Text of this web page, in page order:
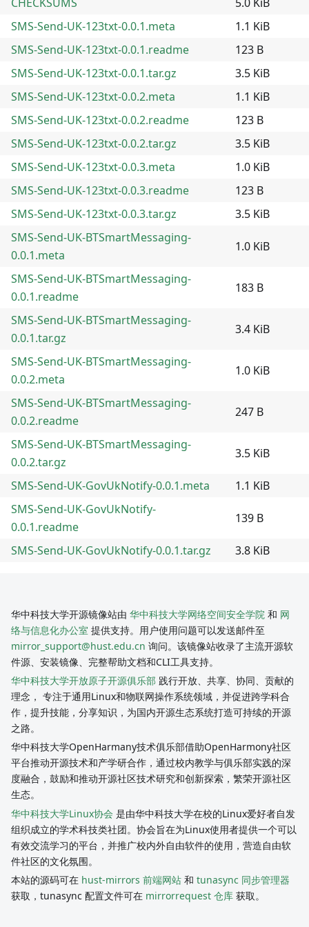
SMS-Send-UK-123txt-0.0.1.meta
1.1 KiB
SMS-Send-UK-123txt-0.0.1.readme
123 B
SMS-Send-UK-123txt-0.0.1.tar.gz
3.5 KiB
SMS-Send-UK-123txt-0.0.2.meta
1.1 KiB
SMS-Send-UK-123txt-0.0.2.readme
123 B
SMS-Send-UK-123txt-0.0.2.tar.gz
3.5 KiB
SMS-Send-UK-123txt-0.0.3.meta
1.0 KiB
SMS-Send-UK-123txt-0.0.3.readme
123 B
SMS-Send-UK-123txt-0.0.3.tar.gz
3.5 KiB
SMS-Send-UK-BTSmartMessaging-
0.0.1.meta
1.0 KiB
SMS-Send-UK-BTSmartMessaging-
0.0.1.readme
183 B
SMS-Send-UK-BTSmartMessaging-
0.0.1.tar.gz
3.4 KiB
SMS-Send-UK-BTSmartMessaging-
0.0.2.meta
1.0 KiB
SMS-Send-UK-BTSmartMessaging-
0.0.2.readme
247 B
SMS-Send-UK-BTSmartMessaging-
0.0.2.tar.gz
3.5 KiB
SMS-Send-UK-GovUkNotify-0.0.1.meta
1.1 KiB
SMS-Send-UK-GovUkNotify-
0.0.1.readme
139 B
SMS-Send-UK-GovUkNotify-0.0.1.tar.gz 3.8 KiB
华中科技大学开源镜像站由 华中科技大学网络空间安全学院 和 网
络与信息化办公室 提供支持。用户使用问题可以发送邮件至
mirror_support@hust.edu.cn 询问。该镜像站收录了主流开源软
件源、安装镜像、完整帮助文档和CLI工具支持。
华中科技大学开放原子开源俱乐部 践行开放、共享、协同、贡献的
理念， 专注于通用Linux和物联网操作系统领域，并促进跨学科合
作，提升技能，分享知识，为国内开源生态系统打造可持续的开源
之路。
华中科技大学OpenHarmany技术俱乐部借助OpenHarmony社区
平台推动开源技术和产学研合作，通过校内教学与俱乐部实践的深
度融合，鼓励和推动开源社区技术研究和创新探索，繁荣开源社区
生态。
华中科技大学Linux协会 是由华中科技大学在校的Linux爱好者自发
组织成立的学术科技类社团。协会旨在为Linux使用者提供一个可以
有效交流学习的平台，并推广校内外自由软件的使用，营造自由软
件社区的文化氛围。
本站的源码可在 hust-mirrors 前端网站 和 tunasync 同步管理器
获取，tunasync 配置文件可在 mirrorrequest 仓库 获取。